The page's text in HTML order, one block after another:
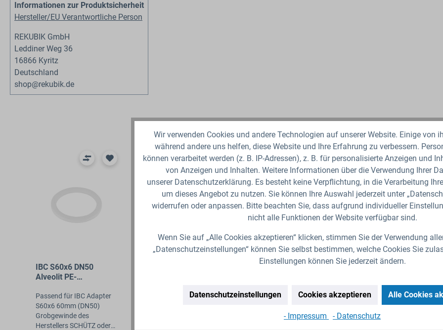
Informationen zur Produktsicherheit
Hersteller/EU Verantwortliche Person
REKUBIK GmbH
Leddiner Weg 36
16866 Kyritz
Deutschland
shop@rekubik.de
IBC S60x6 DN50
Alveolit PE-
Passend für IBC Adapter
S60x6 60mm (DN50)
Grobgewinde des
Herstellers SCHÜTZ oder
Wir verwenden Cookies und andere Technologien auf unserer Website. Einige von
während andere uns helfen, diese Website und Ihre Erfahrung zu verbessern.
können verarbeitet werden (z. B. IP-Adressen), z. B. für personalisierte Anzeigen und
von Anzeigen und Inhalten. Weitere Informationen über die Verwendung Ihrer
unserer Datenschutzerklärung. Es besteht keine Verpflichtung, in die Verarbeitung
um dieses Angebot zu nutzen. Sie können Ihre Auswahl jederzeit unter
widerrufen oder anpassen. Bitte beachten Sie, dass aufgrund individueller
nicht alle Funktionen der Website verfügbar sind.
Wenn Sie auf „Alle Cookies akzeptieren“ klicken, stimmen Sie der Verwendung
„Datenschutzeinstellungen“ können Sie selbst bestimmen, welche Cookies Sie
Einstellungen können Sie jederzeit ändern.
Datenschutzeinstellungen Cookies akzeptieren Alle Cookies
- Impressum - Datenschutz